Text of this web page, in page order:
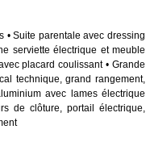
• Suite parentale avec dressing
serviette électrique et meuble
placard coulissant • Grande
technique, grand rangement,
avec lames électrique
de clôture, portail électrique,